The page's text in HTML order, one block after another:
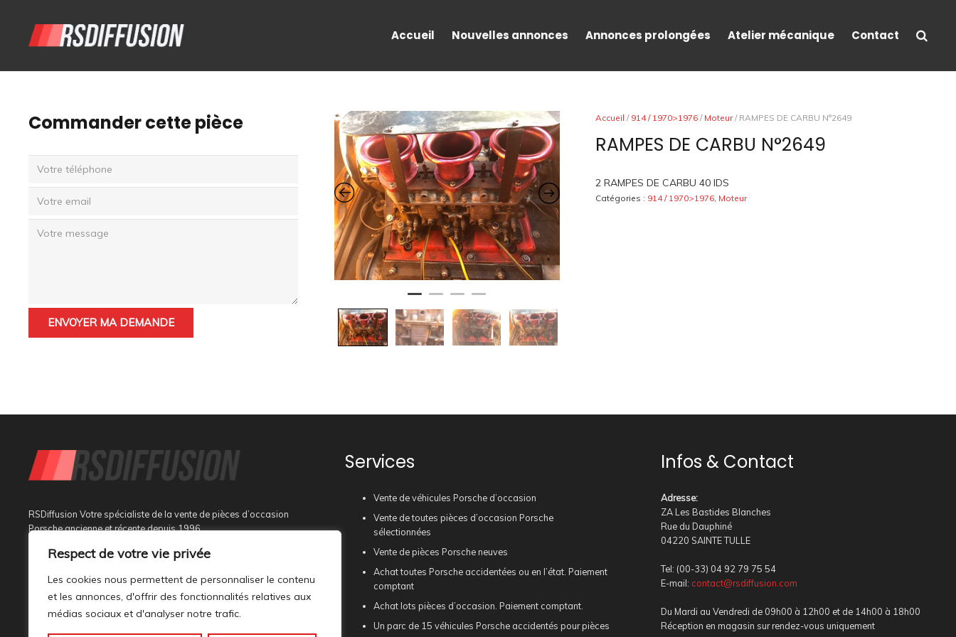
Respect de votre vie privée
Les cookies nous permettent de personnaliser le contenu
et les annonces, d'offrir des fonctionnalités relatives aux
médias sociaux et d'analyser notre trafic.
Accueil Nouvelles annonces Annonces prolongées Atelier mécanique Contact
Accueil / 914 / 1970>1976/ Moteur/ RAMPES DE CARBU N°2649
RAMPES DE CARBU N°2649
2 RAMPES DE CARBU 40 IDS
Catégories : 914 / 1970>1976, Moteur
Commander cette pièce
RSDiffusion Votre spécialiste de la vente de pièces d’occasion
Porsche ancienne et récente depuis 1996
Implantée à Sainte Tulle dans le département des Alpes de
Provence, au sein d’un bâtiment tout neuf de 1000M², son
activité est dédiée à la marque PORSCHE.
Services
Vente de véhicules Porsche d’occasion
Vente de toutes pièces d’occasion Porsche
sélectionnées
Vente de pièces Porsche neuves
Achat toutes Porsche accidentées ou en l’état. Paiement
comptant
Achat lots pièces d’occasion. Paiement comptant.
Un parc de 15 véhicules Porsche accidentés pour pièces
Infos & Contact
Adresse:
ZA Les Bastides Blanches
Rue du Dauphiné
04220 SAINTE TULLE
Tel: (00-33) 04 92 79 75 54
E-mail: contact@rsdiffusion.com
Du Mardi au Vendredi de 09h00 à 12h00 et de 14h00 à 18h00
Réception en magasin sur rendez-vous uniquement